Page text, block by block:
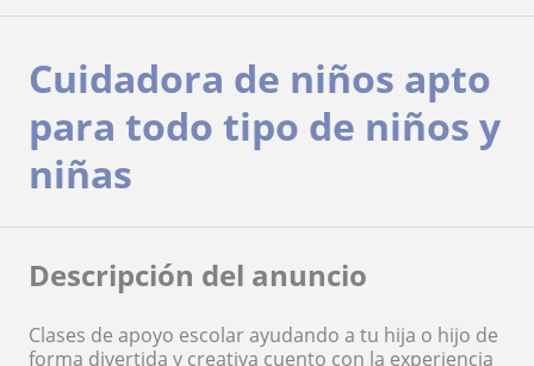
Cuidadora de niños apto
para todo tipo de niños y
niñas
Descripción del anuncio
Clases de apoyo escolar ayudando a tu hija o hijo de
forma divertida y creativa cuento con la experiencia